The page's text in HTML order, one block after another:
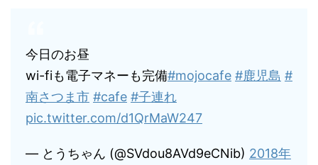
今日のお昼
wi-fiも電子マネーも完備#mojocafe #鹿児島 #
南さつま市 #cafe #子連れ
pic.twitter.com/d1QrMaW247
— とうちゃん (@SVdou8AVd9eCNib) 2018年